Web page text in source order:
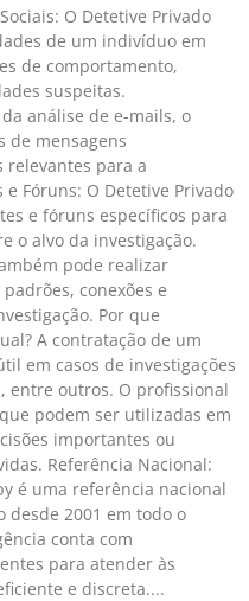
O Detetive Privado
de um indivíduo em
de comportamento,
suspeitas.
análise de e-mails, o
de mensagens
relevantes para a
Fóruns: O Detetive Privado
e fóruns específicos para
o alvo da investigação.
pode realizar
conexões e
Por que
A contratação de um
em casos de investigações
entre outros. O profissional
podem ser utilizadas em
importantes ou
Referência Nacional:
é uma referência nacional
desde 2001 em todo o
conta com
para atender às
e discreta.